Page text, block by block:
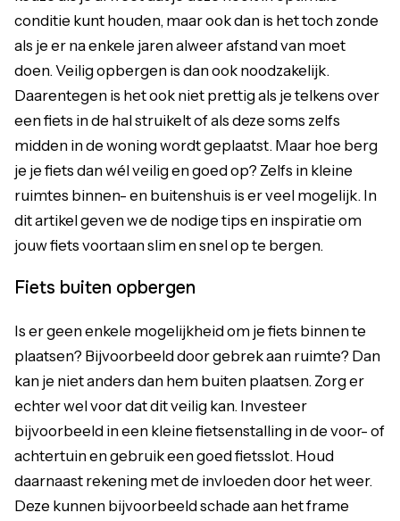
conditie kunt houden, maar ook dan is het toch zonde
als je er na enkele jaren alweer afstand van moet
doen. Veilig opbergen is dan ook noodzakelijk.
Daarentegen is het ook niet prettig als je telkens over
een fiets in de hal struikelt of als deze soms zelfs
midden in de woning wordt geplaatst. Maar hoe berg
je je fiets dan wél veilig en goed op? Zelfs in kleine
ruimtes binnen- en buitenshuis is er veel mogelijk. In
dit artikel geven we de nodige tips en inspiratie om
jouw fiets voortaan slim en snel op te bergen.
Fiets buiten opbergen
Is er geen enkele mogelijkheid om je fiets binnen te
plaatsen? Bijvoorbeeld door gebrek aan ruimte? Dan
kan je niet anders dan hem buiten plaatsen. Zorg er
echter wel voor dat dit veilig kan. Investeer
bijvoorbeeld in een kleine fietsenstalling in de voor- of
achtertuin en gebruik een goed fietsslot. Houd
daarnaast rekening met de invloeden door het weer.
Deze kunnen bijvoorbeeld schade aan het frame